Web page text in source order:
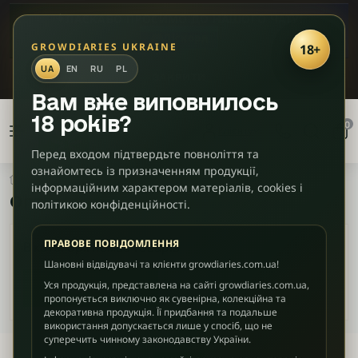
✦ЛАСКАВО ПРОСИМО ДО НАШОГО ЧАТУ!
0
Спецпропозиції Опт
Опт
В категорії немає товарів
Продовжити
18+
GROWDIARIES UKRAINE
UA EN RU PL
Вам вже виповнилось
18 років?
Перед входом підтвердьте повноліття та
ознайомтесь із призначенням продукції,
інформаційним характером матеріалів, cookies і
політикою конфіденційності.
ПРАВОВЕ ПОВІДОМЛЕННЯ
Шановні відвідувачі та клієнти growdiaries.com.ua!
Уся продукція, представлена на сайті growdiaries.com.ua,
пропонується виключно як сувенірна, колекційна та
декоративна продукція. Її придбання та подальше
використання допускається лише у спосіб, що не
суперечить чинному законодавству України.